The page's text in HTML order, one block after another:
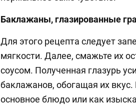
Баклажаны, глазированные
Для этого рецепта следует
мягкости. Далее, смажьте их
соусом. Полученная глазурь
баклажанов, обогащая их
основное блюдо или как